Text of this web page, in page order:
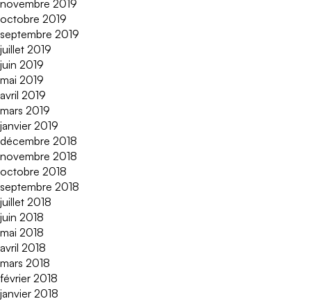
novembre 2019
octobre 2019
septembre 2019
juillet 2019
juin 2019
mai 2019
avril 2019
mars 2019
janvier 2019
décembre 2018
novembre 2018
octobre 2018
septembre 2018
juillet 2018
juin 2018
mai 2018
avril 2018
mars 2018
février 2018
janvier 2018